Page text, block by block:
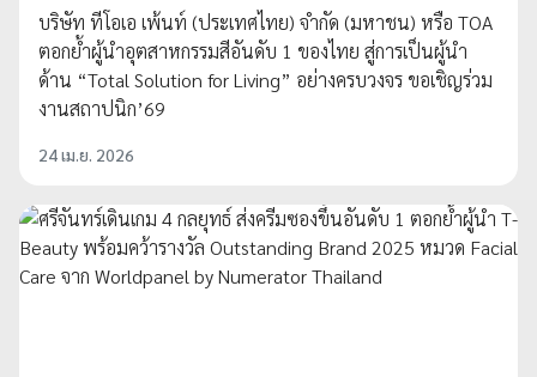
บริษัท ทีโอเอ เพ้นท์ (ประเทศไทย) จำกัด (มหาชน) หรือ TOA
ตอกย้ำผู้นำอุตสาหกรรมสีอันดับ 1 ของไทย สู่การเป็นผู้นำ
ด้าน “Total Solution for Living” อย่างครบวงจร ขอเชิญร่วม
งานสถาปนิก’69
24 เม.ย. 2026